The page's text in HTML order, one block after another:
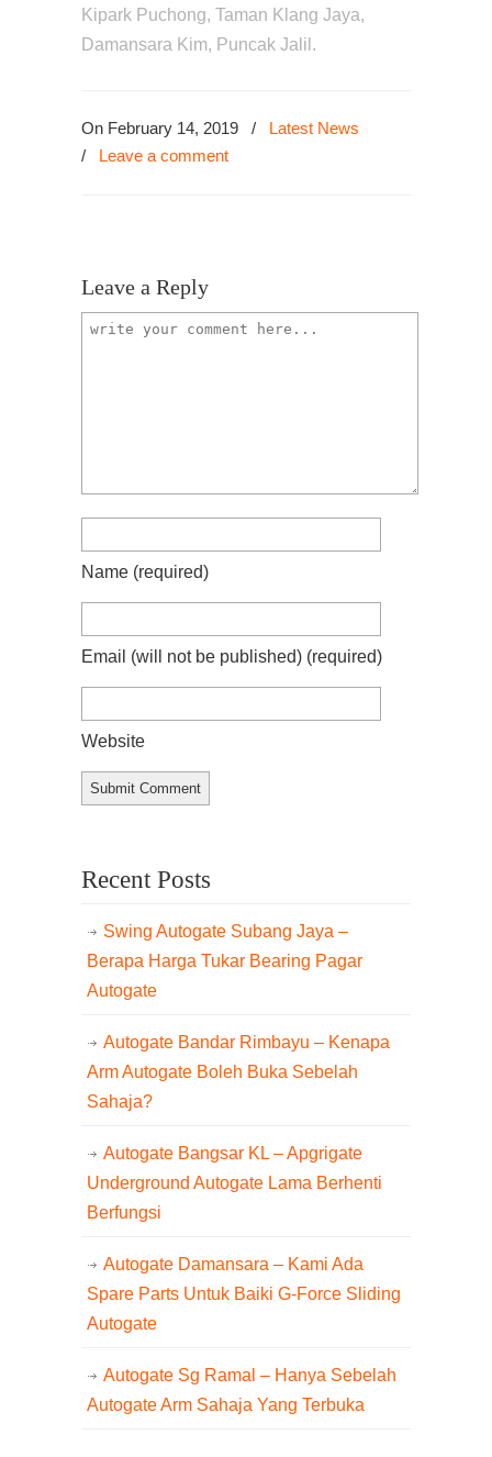
Kipark Puchong, Taman Klang Jaya,
Damansara Kim, Puncak Jalil.
On February 14, 2019 /
Latest News
/ Leave a comment
Leave a Reply
Name (required)
Email (will not be published) (required)
Website
Recent Posts
Swing Autogate Subang Jaya –
Berapa Harga Tukar Bearing Pagar
Autogate
Autogate Bandar Rimbayu – Kenapa
Arm Autogate Boleh Buka Sebelah
Sahaja?
Autogate Bangsar KL – Apgrigate
Underground Autogate Lama Berhenti
Berfungsi
Autogate Damansara – Kami Ada
Spare Parts Untuk Baiki G-Force Sliding
Autogate
Autogate Sg Ramal – Hanya Sebelah
Autogate Arm Sahaja Yang Terbuka